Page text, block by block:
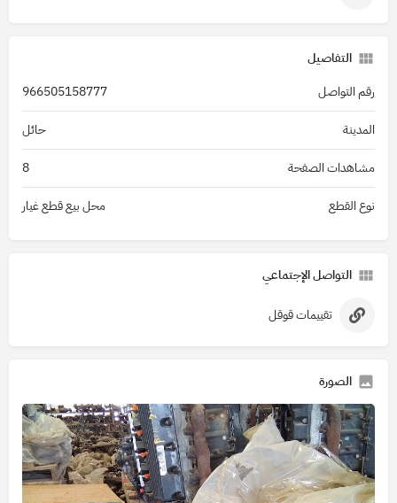
التفاصيل
رقم التواصل
966505158777
المدينة حائل
مشاهدات الصفحة 8
نوع القطع محل بيع قطع غيار
التواصل الإجتماعي
تقييمات قوقل
الصورة